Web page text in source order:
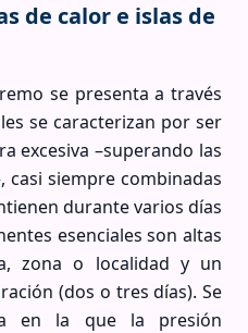
de calor e islas de
se presenta a través
se caracterizan por ser
excesiva –superando las
casi siempre combinadas
durante varios días
esenciales son altas
zona o localidad y un
(dos o tres días). Se
en la que la presión